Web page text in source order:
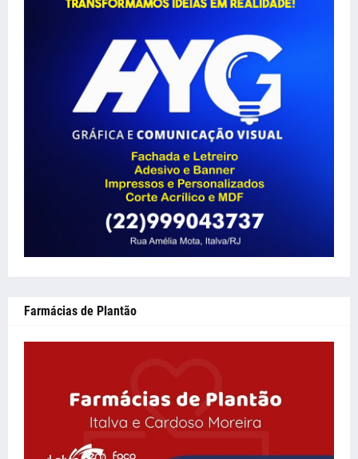
Farmácias de Plantão